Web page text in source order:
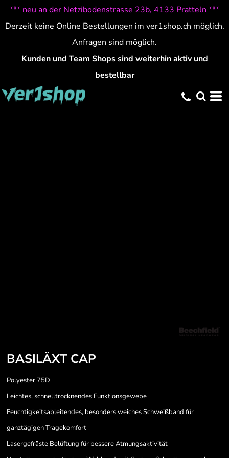
*** neu an der Netzibodenstrasse 23b, 4133 Pratteln ***
Derzeit keine Online Bestellungen im ver1shop.ch möglich.
Anfragen sind möglich.
Kunden und Team Shops sind weiterhin aktiv und
bestellbar
BASILÄXT CAP
Polyester 75D
Leichtes, schnelltrocknendes Funktionsgewebe
Feuchtigkeitsableitendes, besonders weiches Schweißband für
ganztägigen Tragekomfort
Lasergefräste Belüftung für bessere Atmungsaktivität